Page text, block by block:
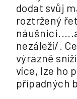
dodat svůj
roztržený
nezáleží/.
výrazně
více, lze ho
případných